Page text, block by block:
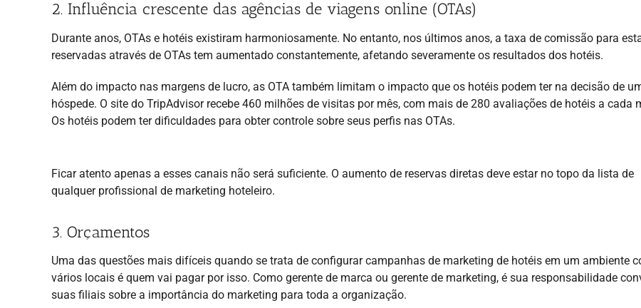
2. Influência crescente das agências de viagens online (OTAs)
Durante anos, OTAs e hotéis existiram harmoniosamente. No entanto, nos últimos anos, a taxa de comissão para
reservadas através de OTAs tem aumentado constantemente, afetando severamente os resultados dos hotéis.
Além do impacto nas margens de lucro, as OTA também limitam o impacto que os hotéis podem ter na decisão de
hóspede. O site do TripAdvisor recebe 460 milhões de visitas por mês, com mais de 280 avaliações de hotéis a cada
Os hotéis podem ter dificuldades para obter controle sobre seus perfis nas OTAs.
Ficar atento apenas a esses canais não será suficiente. O aumento de reservas diretas deve estar no topo da lista de
qualquer profissional de marketing hoteleiro.
3. Orçamentos
Uma das questões mais difíceis quando se trata de configurar campanhas de marketing de hotéis em um ambiente
vários locais é quem vai pagar por isso. Como gerente de marca ou gerente de marketing, é sua responsabilidade
suas filiais sobre a importância do marketing para toda a organização.